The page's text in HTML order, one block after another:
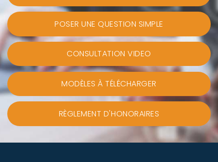
POSER UNE QUESTION SIMPLE
CONSULTATION VIDEO
MODÈLES À TÉLÉCHARGER
RÈGLEMENT D'HONORAIRES